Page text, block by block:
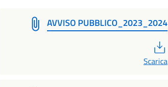
AVVISO PUBBLICO_2023_2024
Scarica